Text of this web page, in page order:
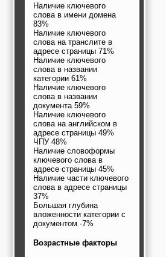
Наличие ключевого
слова в имени домена
83%
Наличие ключевого
слова на транслите в
адресе страницы 71%
Наличие ключевого
слова в названии
категории 61%
Наличие ключевого
слова в названии
документа 59%
Наличие ключевого
слова на английском в
адресе страницы 49%
ЧПУ 48%
Наличие словоформы
ключевого слова в
адресе страницы 45%
Наличие части ключевого
слова в адресе страницы
37%
Большая глубина
вложенности категории с
документом -7%
Возрастные факторы